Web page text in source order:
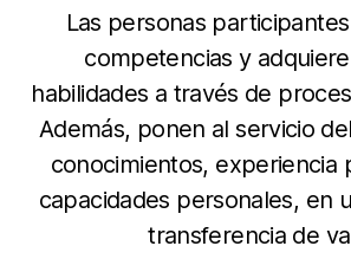
Las personas
competencias y
habilidades a través de
Además, ponen al servicio
conocimientos, experiencia
capacidades personales, en
transferencia de